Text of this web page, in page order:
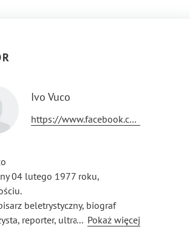
Ivo Vuco
https://www.facebook.com/recenzjepobyku/
04 lutego 1977 roku,
beletrystyczny, biograf
reporter, ultra maratończyk.
... Pokaż więcej